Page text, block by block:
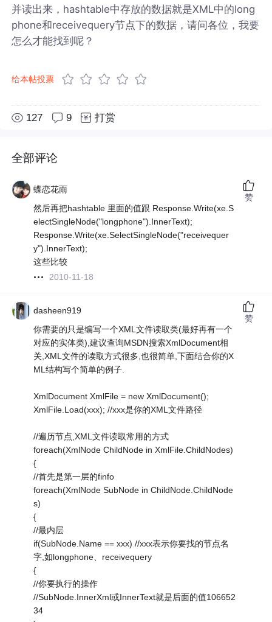
并读出来，hashtable中存放的数据就是XML中的long
phone和receivequery节点下的数据，请问各位，我要
怎么才能找到呢？
给本帖投票
127 9 打赏
全部评论
蝶恋花雨
然后再把hashtable 里面的值跟 Response.Write(xe.S
electSingleNode("longphone").InnerText);
Response.Write(xe.SelectSingleNode("receivequer
y").InnerText);
这些比较
2010-11-18
赞
dasheen919
你需要的只是编写一个XML文件读取类(最好再有一个
对应的实体类),建议查询MSDN搜索XmlDocument相
关,XML文件的读取方式很多,也很简单,下面结合你的X
ML结构写个简单的例子.
XmlDocument XmlFile = new XmlDocument();
XmlFile.Load(xxx); //xxx是你的XML文件路径
//遍历节点,XML文件读取常用的方式
foreach(XmlNode ChildNode in XmlFile.ChildNodes)
{
//首先是第一层的finfo
foreach(XmlNode SubNode in ChildNode.ChildNode
s)
{
//最内层
if(SubNode.Name == xxx) //xxx表示你要找的节点名
字,如longphone、receivequery
{
//你要执行的操作
//SubNode.InnerXml或InnerText就是后面的值106652
34
赞